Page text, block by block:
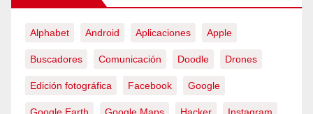
Alphabet Android Aplicaciones Apple
Buscadores Comunicación Doodle Drones
Edición fotográfica Facebook Google